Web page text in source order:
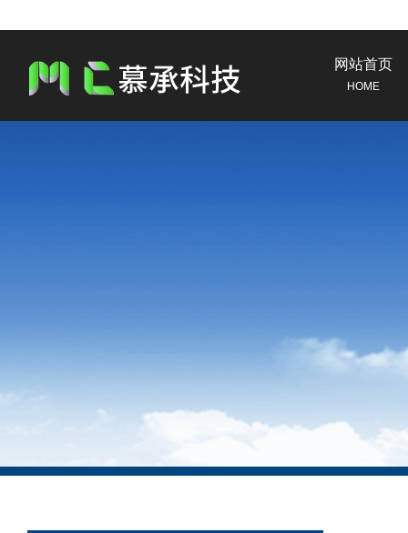
网站首页
HOME